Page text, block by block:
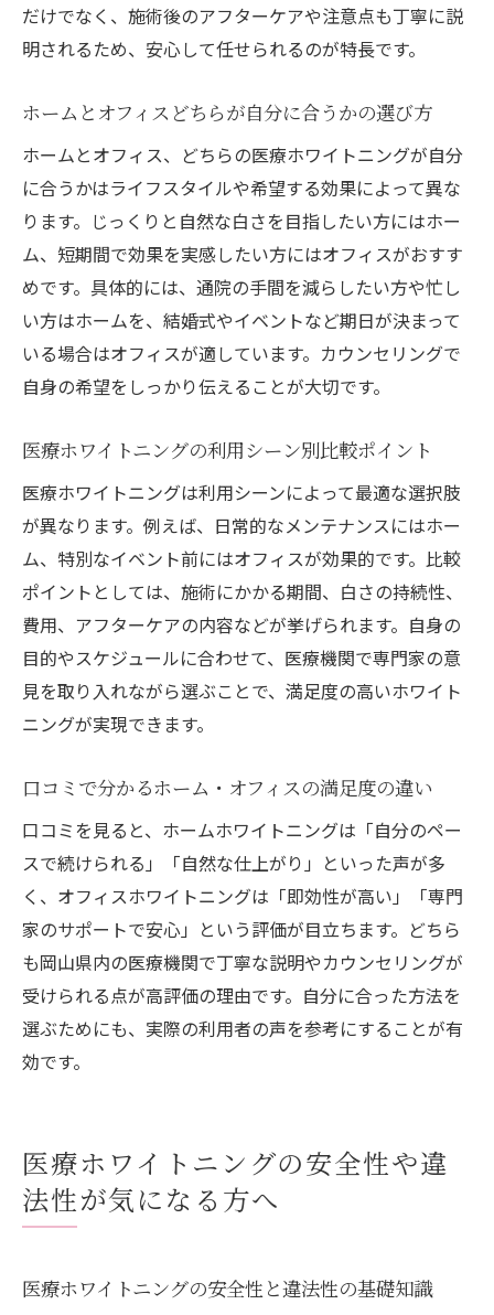
だけでなく、施術後のアフターケアや注意点も丁寧に説
明されるため、安心して任せられるのが特長です。
ホームとオフィスどちらが自分に合うかの選び方
ホームとオフィス、どちらの医療ホワイトニングが自分
に合うかはライフスタイルや希望する効果によって異な
ります。じっくりと自然な白さを目指したい方にはホー
ム、短期間で効果を実感したい方にはオフィスがおすす
めです。具体的には、通院の手間を減らしたい方や忙し
い方はホームを、結婚式やイベントなど期日が決まって
いる場合はオフィスが適しています。カウンセリングで
自身の希望をしっかり伝えることが大切です。
医療ホワイトニングの利用シーン別比較ポイント
医療ホワイトニングは利用シーンによって最適な選択肢
が異なります。例えば、日常的なメンテナンスにはホー
ム、特別なイベント前にはオフィスが効果的です。比較
ポイントとしては、施術にかかる期間、白さの持続性、
費用、アフターケアの内容などが挙げられます。自身の
目的やスケジュールに合わせて、医療機関で専門家の意
見を取り入れながら選ぶことで、満足度の高いホワイト
ニングが実現できます。
口コミで分かるホーム・オフィスの満足度の違い
口コミを見ると、ホームホワイトニングは「自分のペー
スで続けられる」「自然な仕上がり」といった声が多
く、オフィスホワイトニングは「即効性が高い」「専門
家のサポートで安心」という評価が目立ちます。どちら
も岡山県内の医療機関で丁寧な説明やカウンセリングが
受けられる点が高評価の理由です。自分に合った方法を
選ぶためにも、実際の利用者の声を参考にすることが有
効です。
医療ホワイトニングの安全性や違
法性が気になる方へ
医療ホワイトニングの安全性と違法性の基礎知識